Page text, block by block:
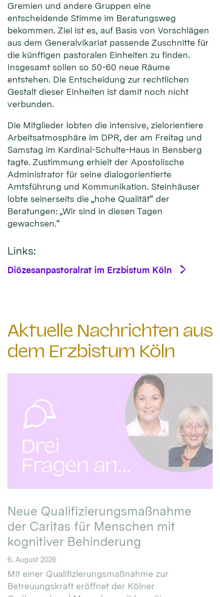
Gremien und andere Gruppen eine
entscheidende Stimme im Beratungsweg
bekommen. Ziel ist es, auf Basis von Vorschlägen
aus dem Generalvikariat passende Zuschnitte für
die künftigen pastoralen Einheiten zu finden.
Insgesamt sollen so 50-60 neue Räume
entstehen. Die Entscheidung zur rechtlichen
Gestalt dieser Einheiten ist damit noch nicht
verbunden.
Die Mitglieder lobten die intensive, zielorientiere
Arbeitsatmosphäre im DPR, der am Freitag und
Samstag im Kardinal-Schulte-Haus in Bensberg
tagte. Zustimmung erhielt der Apostolische
Administrator für seine dialogorientierte
Amtsführung und Kommunikation. Steinhäuser
lobte seinerseits die „hohe Qualität“ der
Beratungen: „Wir sind in diesen Tagen
gewachsen.“
Links:
Diözesanpastoralrat im Erzbistum Köln
Aktuelle Nachrichten aus
dem Erzbistum Köln
Neue Qualifizierungsmaßnahme
der Caritas für Menschen mit
kognitiver Behinderung
6. August 2026
Mit einer Qualifizierungsmaßnahme zur
Betreuungskraft eröffnet der Kölner